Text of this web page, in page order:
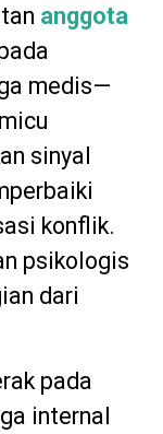
anggota
medis—
sinyal
konflik.
psikologis
dari
pada
internal